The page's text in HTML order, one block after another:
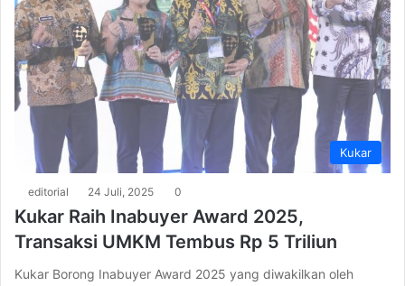
Kukar
editorial 24 Juli, 2025 0
Kukar Raih Inabuyer Award 2025,
Transaksi UMKM Tembus Rp 5 Triliun
Kukar Borong Inabuyer Award 2025 yang diwakilkan oleh